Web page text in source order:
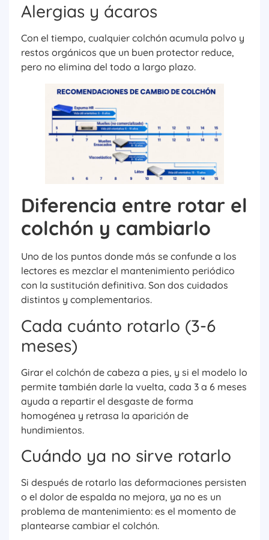
Alergias y ácaros
Con el tiempo, cualquier colchón acumula polvo y
restos orgánicos que un buen protector reduce,
pero no elimina del todo a largo plazo.
Diferencia entre rotar el
colchón y cambiarlo
Uno de los puntos donde más se confunde a los
lectores es mezclar el mantenimiento periódico
con la sustitución definitiva. Son dos cuidados
distintos y complementarios.
Cada cuánto rotarlo (3-6
meses)
Girar el colchón de cabeza a pies, y si el modelo lo
permite también darle la vuelta, cada 3 a 6 meses
ayuda a repartir el desgaste de forma
homogénea y retrasa la aparición de
hundimientos.
Cuándo ya no sirve rotarlo
Si después de rotarlo las deformaciones persisten
o el dolor de espalda no mejora, ya no es un
problema de mantenimiento: es el momento de
plantearse cambiar el colchón.